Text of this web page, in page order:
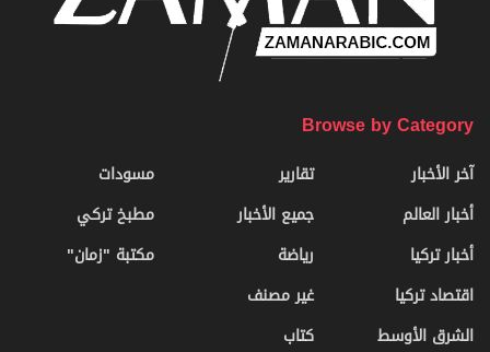
Browse by Category
آخر الأخبار
أخبار العالم
أخبار تركيا
اقتصاد تركيا
الشرق الأوسط
تقارير
جميع الأخبار
رياضة
غير مصنف
كتاب
مسودات
مطبخ تركي
مكتبة "زمان"